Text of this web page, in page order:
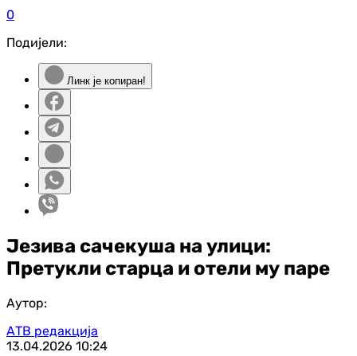
0
Подијели:
Линк је копиран!
Језива сачекуша на улици:
Претукли старца и отели му паре
Аутор:
АТВ редакција
13.04.2026 10:24